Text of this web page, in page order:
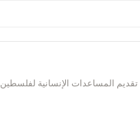
المساعدات الإنسانية لفلسطين